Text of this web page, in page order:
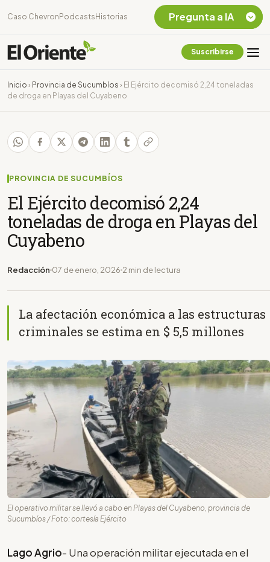
Caso Chevron Podcasts Historias
Suscribirse
Inicio › Provincia de Sucumbíos › El Ejército decomisó 2,24 toneladas
de droga en Playas del Cuyabeno
PROVINCIA DE SUCUMBÍOS
El Ejército decomisó 2,24
toneladas de droga en Playas del
Cuyabeno
Redacción 07 de enero, 2026 2 min de lectura
La afectación económica a las estructuras
criminales se estima en $ 5,5 millones
El operativo militar se llevó a cabo en Playas del Cuyabeno, provincia de
Sucumbíos / Foto: cortesía Ejército
Lago Agrio- Una operación militar ejecutada en el
Pregunta a IA
Chevron Ecuador